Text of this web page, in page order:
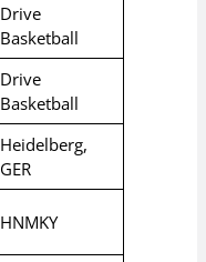
Drive
Basketball
Drive
Basketball
Heidelberg,
GER
HNMKY